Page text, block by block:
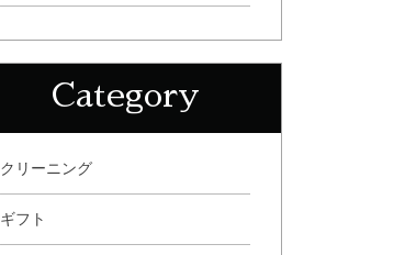
Category
クリーニング
ギフト